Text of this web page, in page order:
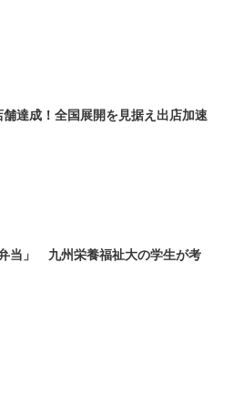
舗達成！全国展開を見据え出店加速
当」 九州栄養福祉大の学生が考